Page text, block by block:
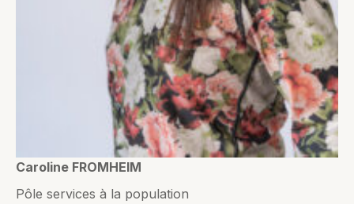
Caroline FROMHEIM
Pôle services à la population